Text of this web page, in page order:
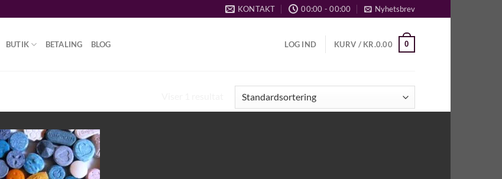
KONTAKT 00:00 - 00:00 Nyhetsbrev
BUTIK BETALING BLOG LOG IND KURV / KR.0.00 0
Add to
wishlist